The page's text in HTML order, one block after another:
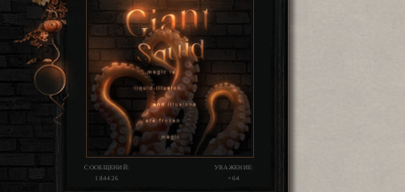
СООБЩЕНИЙ:
184426
УВАЖЕНИЕ:
+64